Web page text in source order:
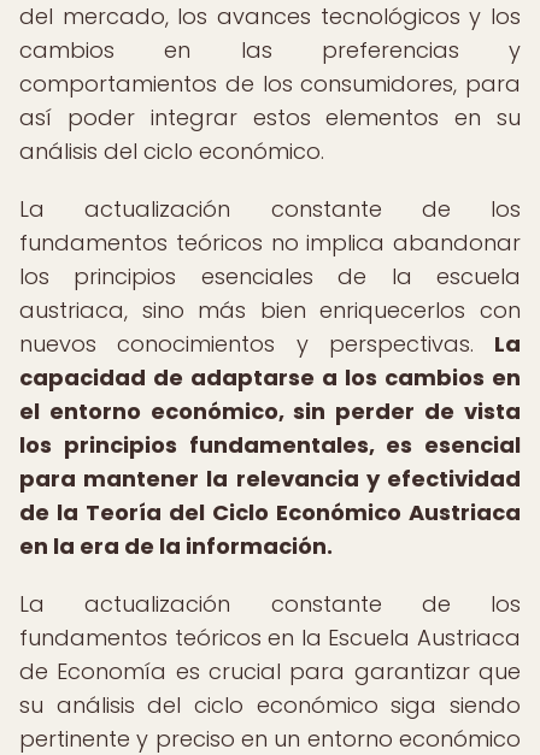
del mercado, los avances tecnológicos y los
cambios en las preferencias y
comportamientos de los consumidores, para
así poder integrar estos elementos en su
análisis del ciclo económico.
La actualización constante de los
fundamentos teóricos no implica abandonar
los principios esenciales de la escuela
austriaca, sino más bien enriquecerlos con
nuevos conocimientos y perspectivas. La
capacidad de adaptarse a los cambios en
el entorno económico, sin perder de vista
los principios fundamentales, es esencial
para mantener la relevancia y efectividad
de la Teoría del Ciclo Económico Austriaca
en la era de la información.
La actualización constante de los
fundamentos teóricos en la Escuela Austriaca
de Economía es crucial para garantizar que
su análisis del ciclo económico siga siendo
pertinente y preciso en un entorno económico